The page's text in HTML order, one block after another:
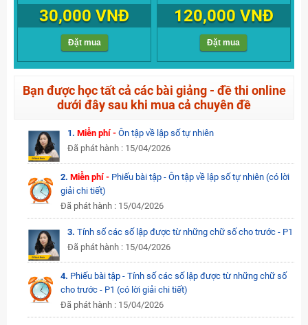
30,000 VNĐ
Đặt mua
120,000 VNĐ
Đặt mua
Bạn được học tất cả các bài giảng - đề thi online
dưới đây sau khi mua cả chuyên đề
1. Miễn phí - Ôn tập về lập số tự nhiên
Đã phát hành : 15/04/2026
2.Miễn phí - Phiếu bài tập - Ôn tập về lập số tự nhiên (có lời
giải chi tiết)
Đã phát hành : 15/04/2026
3. Tính số các số lập được từ những chữ số cho trước - P1
Đã phát hành : 15/04/2026
4. Phiếu bài tập - Tính số các số lập được từ những chữ số
cho trước - P1 (có lời giải chi tiết)
Đã phát hành : 15/04/2026